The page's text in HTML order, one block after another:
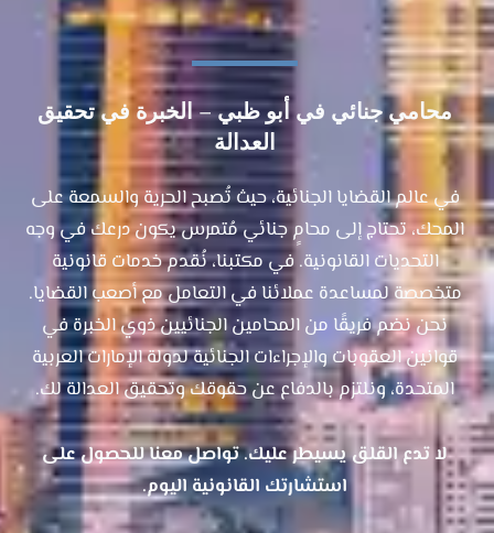
محامي جنائي​ في أبو ظبي – الخبرة في تحقيق
العدالة
في عالم القضايا الجنائية، حيث تُصبح الحرية والسمعة على
المحك، تحتاج إلى محامٍ جنائي مُتمرس يكون درعك في وجه
التحديات القانونية. في مكتبنا، نُقدم خدمات قانونية
متخصصة لمساعدة عملائنا في التعامل مع أصعب القضايا.
نحن نضم فريقًا من المحامين الجنائيين ذوي الخبرة في
قوانين العقوبات والإجراءات الجنائية لدولة الإمارات العربية
المتحدة، ونلتزم بالدفاع عن حقوقك وتحقيق العدالة لك.
لا تدع القلق يسيطر عليك. تواصل معنا للحصول على
استشارتك القانونية اليوم.